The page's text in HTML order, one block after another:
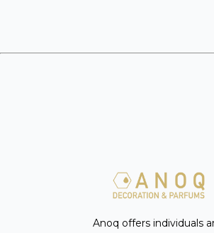
Anoq offers individuals